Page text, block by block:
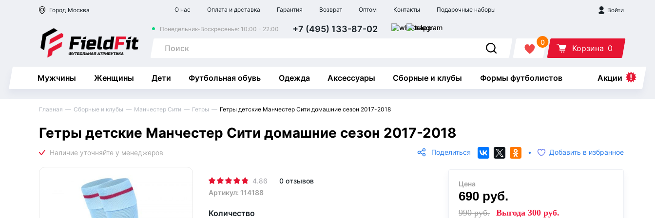
Город Москва О нас Оплата и доставка Гарантия Возврат Оптом Контакты Подарочные наборы Войти
Понедельник-Воскресенье: 10:00 - 22:00 +7 (495) 133-87-02
0
Корзина 0
Мужчины Женщины Дети Футбольная обувь Одежда Аксессуары Сборные и клубы Формы футболистов Акции
Главная Сборные и клубы Манчестер Сити Гетры Гетры детские Манчестер Сити домашние сезон 2017-2018
Гетры детские Манчестер Сити домашние сезон 2017-2018
Поделиться • Добавить в избранное
4.86
0 отзывов
Артикул: 114188
Количество
Цена
690 руб.
990руб. Выгода 300 руб.